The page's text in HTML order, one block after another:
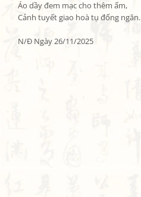
Áo dầy đem mạc cho thêm ấm,
Cảnh tuyết giao hoà tụ đống ngăn.
N/Đ Ngày 26/11/2025